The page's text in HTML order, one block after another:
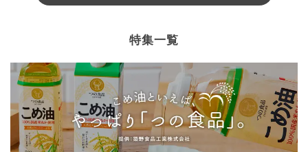
特集一覧